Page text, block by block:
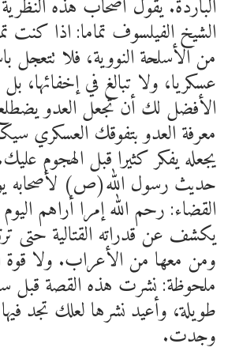
الباردة. يقول أصحاب هذه
الشيخ الفيلسوف تماما: اذا كنت
من الأسلحة النووية، فلا تتعجل
عسكريا، ولا تبالغ في إخفائها،
الأفضل لك أن تجعل العدو
معرفة العدو بتفوقك العسكري
يجعله يفكر كثيرا قبل الهجوم
حديث رسول الله(ص) لأصحابه
القضاء: رحم الله إمرا أراهم
يكشف عن قدراته القتالية حتى
ومن معها من الأعراب. ولا قوة
ملحوظة: نشرت هذه القصة قبل
طويلة، وأعيد نشرها لعلك تجد
وجدت.